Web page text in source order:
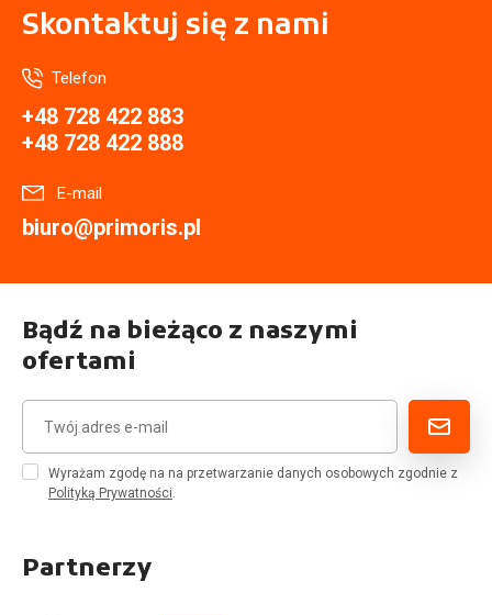
Skontaktuj się z nami
Telefon
+48 728 422 883
+48 728 422 888
E-mail
biuro@primoris.pl
Bądź na bieżąco z naszymi
ofertami
Wyrażam zgodę na na przetwarzanie danych osobowych zgodnie z
Polityką Prywatności.
Partnerzy